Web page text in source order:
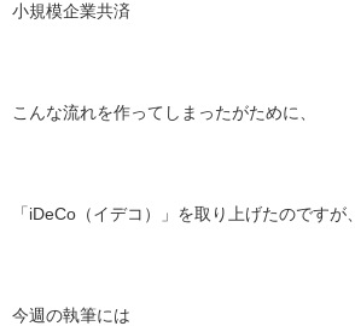
小規模企業共済
こんな流れを作ってしまったがために、
「iDeCo（イデコ）」を取り上げたのですが、
今週の執筆には